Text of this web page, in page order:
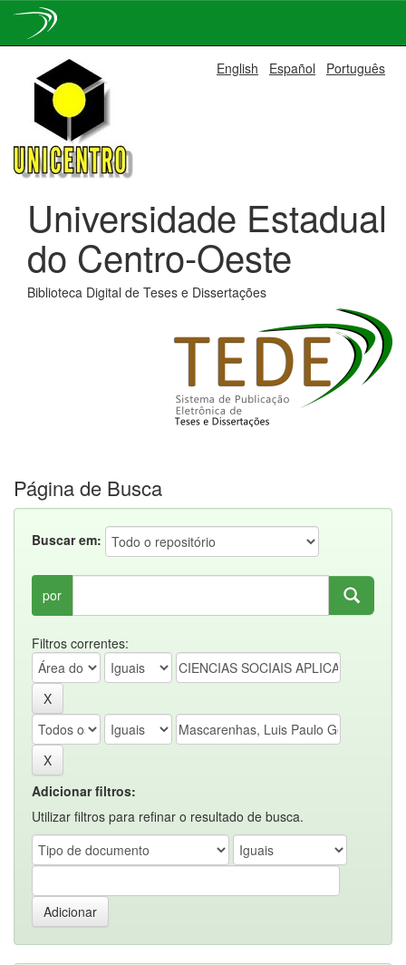
navigation
English Español Português
Universidade Estadual
do Centro-Oeste
Biblioteca Digital de Teses e Dissertações
Página de Busca
Buscar em:
por
Filtros correntes:
Adicionar filtros:
Utilizar filtros para refinar o resultado de busca.